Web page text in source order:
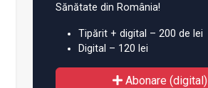
Sănătate din România!
Tipărit + digital – 200 de lei
Digital – 120 lei
Abonare (digital)